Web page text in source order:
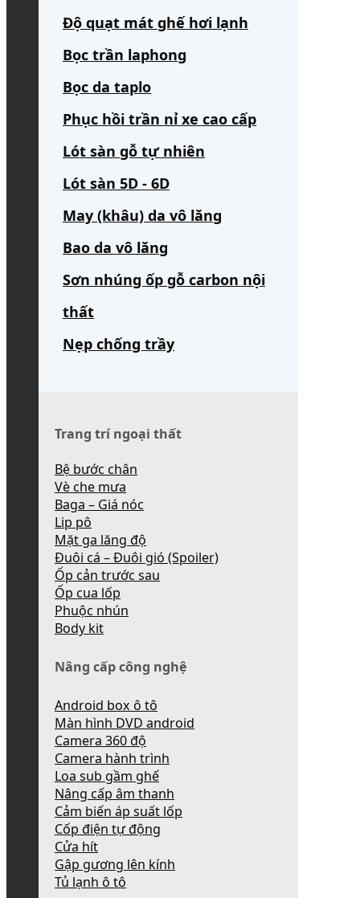
Độ quạt mát ghế hơi lạnh
Bọc trần laphong
Bọc da taplo
Phục hồi trần nỉ xe cao cấp
Lót sàn gỗ tự nhiên
Lót sàn 5D - 6D
May (khâu) da vô lăng
Bao da vô lăng
Sơn nhúng ốp gỗ carbon nội
thất
Nẹp chống trầy
Trang trí ngoại thất
Bệ bước chân
Vè che mưa
Baga – Giá nóc
Lip pô
Mặt ga lăng độ
Đuôi cá – Đuôi gió (Spoiler)
Ốp cản trước sau
Ốp cua lốp
Phuộc nhún
Body kit
Nâng cấp công nghệ
Android box ô tô
Màn hình DVD android
Camera 360 độ
Camera hành trình
Loa sub gầm ghế
Nâng cấp âm thanh
Cảm biến áp suất lốp
Cốp điện tự động
Cửa hít
Gập gương lên kính
Tủ lạnh ô tô